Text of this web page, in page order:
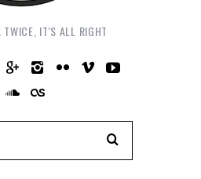
TWICE, IT'S ALL RIGHT